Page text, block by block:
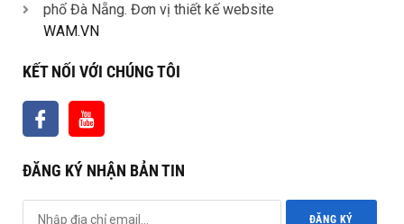
phố Đà Nẵng. Đơn vị thiết kế website
WAM.VN
KẾT NỐI VỚI CHÚNG TÔI
ĐĂNG KÝ NHẬN BẢN TIN